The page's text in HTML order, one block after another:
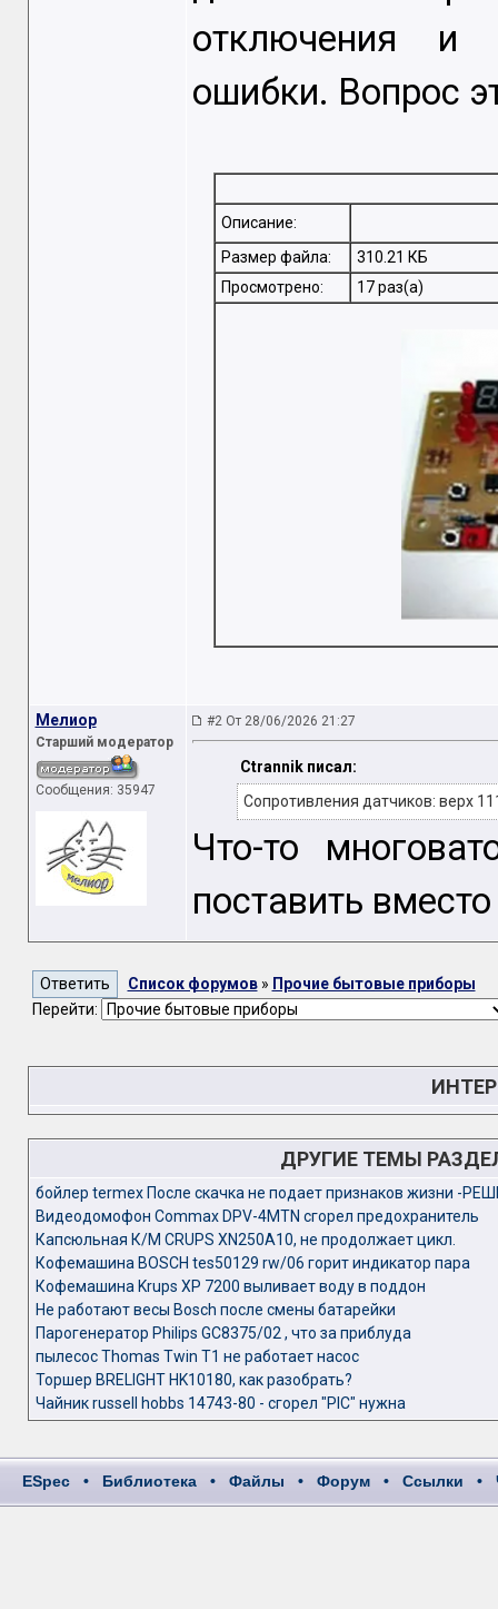
отключения и
ошибки. Вопрос
Описание:
Размер файла:
310.21 КБ
Просмотрено:
17 раз(а)
Мелиор
Старший модератор
Сообщения: 35947
#2 От 28/06/2026 21:27
Ctrannik писал:
Сопротивления датчиков: верх
Что-то
поставить
Список форумов» Прочие бытовые приборы
Перейти:
ДРУГИЕ ТЕМЫ
бойлер termex После скачка не подает признаков жизни -
Видеодомофон Commax DPV-4MTN сгорел предохранитель
Капсюльная К/М CRUPS XN250A10, не продолжает цикл.
Кофемашина BOSCH tes50129 rw/06 горит индикатор пара
Кофемашина Krups XP 7200 выливает воду в поддон
Не работают весы Bosch после смены батарейки
Парогенератор Philips GC8375/02 , что за приблуда
пылесос Thomas Twin T1 не работает насос
Торшер BRELIGHT HK10180, как разобрать?
Чайник russell hobbs 14743-80 - сгорел "PIC" нужна
ESpec • Библиотека • Файлы • Форум • Ссылки •